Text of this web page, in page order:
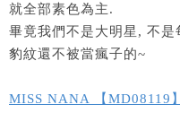
就全部素色為主.
畢竟我們不是大明星, 不
豹紋還不被當瘋子的~
MISS NANA 【MD08119